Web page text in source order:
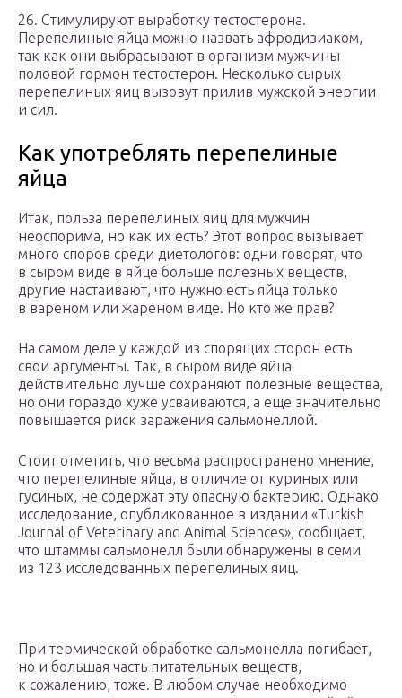
26. Стимулируют выработку тестостерона.
Перепелиные яйца можно назвать афродизиаком,
так как они выбрасывают в организм мужчины
половой гормон тестостерон. Несколько сырых
перепелиных яиц вызовут прилив мужской энергии
и сил.
Как употреблять перепелиные
яйца
Итак, польза перепелиных яиц для мужчин
неоспорима, но как их есть? Этот вопрос вызывает
много споров среди диетологов: одни говорят, что
в сыром виде в яйце больше полезных веществ,
другие настаивают, что нужно есть яйца только
в вареном или жареном виде. Но кто же прав?
На самом деле у каждой из спорящих сторон есть
свои аргументы. Так, в сыром виде яйца
действительно лучше сохраняют полезные вещества,
но они гораздо хуже усваиваются, а еще значительно
повышается риск заражения сальмонеллой.
Стоит отметить, что весьма распространено мнение,
что перепелиные яйца, в отличие от куриных или
гусиных, не содержат эту опасную бактерию. Однако
исследование, опубликованное в издании «Turkish
Journal of Veterinary and Animal Sciences», сообщает,
что штаммы сальмонелл были обнаружены в семи
из 123 исследованных перепелиных яиц.
При термической обработке сальмонелла погибает,
но и большая часть питательных веществ,
к сожалению, тоже. В любом случае необходимо